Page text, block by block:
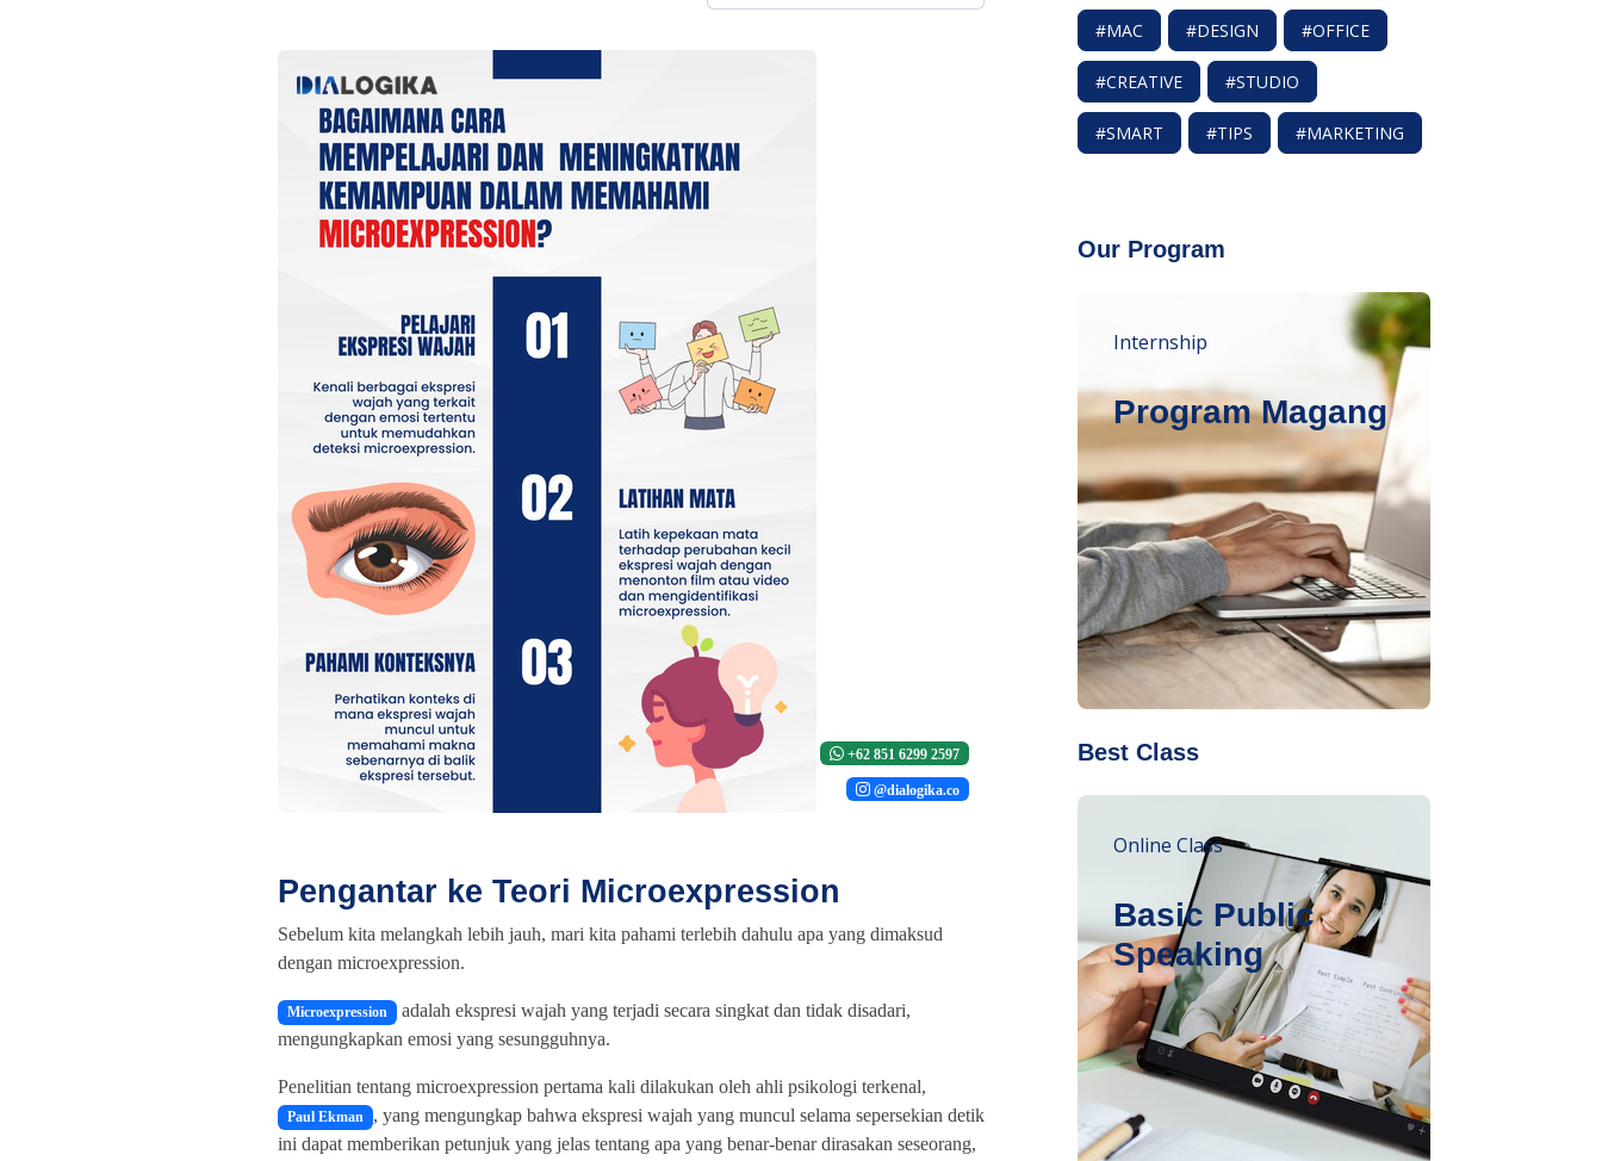
+62 851 6299 2597
@dialogika.co
Pengantar ke Teori Microexpression
Sebelum kita melangkah lebih jauh, mari kita pahami terlebih dahulu apa yang dimaksud
dengan microexpression.
Microexpression adalah ekspresi wajah yang terjadi secara singkat dan tidak disadari,
mengungkapkan emosi yang sesungguhnya.
Penelitian tentang microexpression pertama kali dilakukan oleh ahli psikologi terkenal,
Paul Ekman , yang mengungkap bahwa ekspresi wajah yang muncul selama sepersekian detik
ini dapat memberikan petunjuk yang jelas tentang apa yang benar-benar dirasakan seseorang,
#MAC #DESIGN #OFFICE
#CREATIVE #STUDIO
#SMART #TIPS #MARKETING
Our Program
Internship
Program Magang
Best Class
Online Class
Basic Public
Speaking